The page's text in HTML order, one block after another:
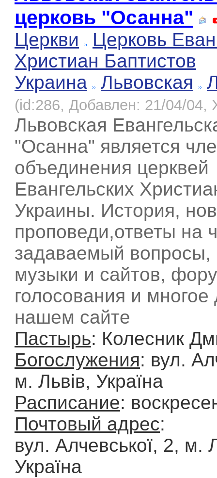
церковь "Осанна"
Церкви
Церковь
Христиан Баптистов
Украина
Львовская
(id:286, Добавлен: 21/04/04,
Львовская
"Осанна" является
объединения церквей
Евангельских
Украины. История,
проповеди,ответы на
задаваемый вопросы,
музыки и сайтов,
голосования и многое
нашем сайте
Пастырь: Колесник
Богослужения: вул.
м. Львів, Україна
Расписание:
Почтовый адрес:
вул. Алчевської, 2, м.
Україна